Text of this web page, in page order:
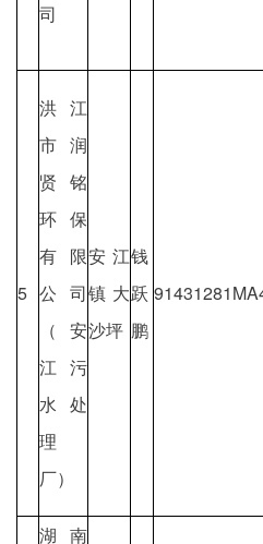
司
5
洪江
市润
贤铭
环保
有限
公司
（安
江污
水处
理
厂）
安江
镇大
沙坪
钱
跃
鹏
湖南